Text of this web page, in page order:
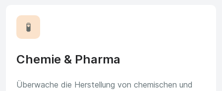
🧪
Chemie & Pharma
Überwache die Herstellung von chemischen und